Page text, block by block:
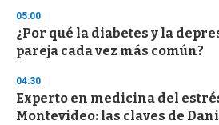
d
05:00
¿Por qué la diabetes y la
pareja cada vez más común?
04:30
Experto en medicina del
Montevideo: las claves de